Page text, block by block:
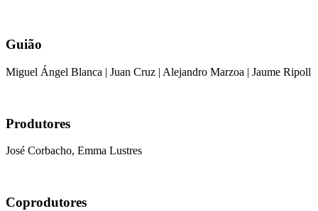
Guião
Miguel Ángel Blanca | Juan Cruz | Alejandro Marzoa | Jaume Ripoll
Produtores
José Corbacho, Emma Lustres
Coprodutores